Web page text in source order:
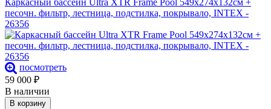
Каркасный бассейн Ultra XTR Frame Pool 549х274х132см +
песочн. фильтр, лестница, подстилка, покрывало, INTEX -
26356
посмотреть
59 000 ₽
В наличии
В корзину